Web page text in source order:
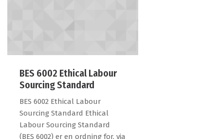
BES 6002 Ethical Labour
Sourcing Standard
BES 6002 Ethical Labour
Sourcing Standard Ethical
Labour Sourcing Standard
(BES 6002) er en ordning for, via